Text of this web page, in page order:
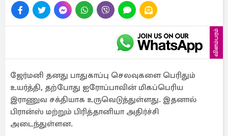
விளம்பரம்
ஜேர்மனி தனது பாதுகாப்பு செலவுகளை பெரிதும்
உயர்த்தி, தற்போது ஐரோப்பாவின் மிகப்பெரிய
இராணுவ சக்தியாக உருவெடுத்துள்ளது. இதனால்
பிரான்ஸ் மற்றும் பிரித்தானியா அதிர்ச்சி
அடைந்துள்ளன.